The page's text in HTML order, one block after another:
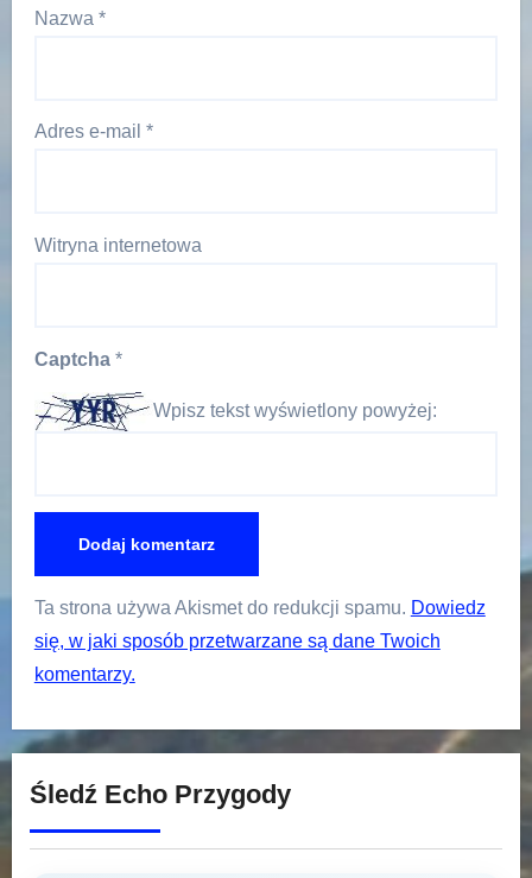
Nazwa *
Adres e-mail *
Witryna internetowa
Captcha *
Wpisz tekst wyświetlony powyżej:
Ta strona używa Akismet do redukcji spamu. Dowiedz
się, w jaki sposób przetwarzane są dane Twoich
komentarzy.
Śledź Echo Przygody